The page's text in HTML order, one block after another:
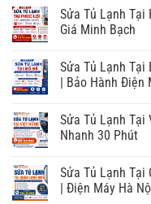
Sửa Tủ Lạnh Tại
Giá Minh Bạch
Sửa Tủ Lạnh Tại
| Bảo Hành Điện
Sửa Tủ Lạnh Tại
Nhanh 30 Phút
Sửa Tủ Lạnh Tại
| Điện Máy Hà